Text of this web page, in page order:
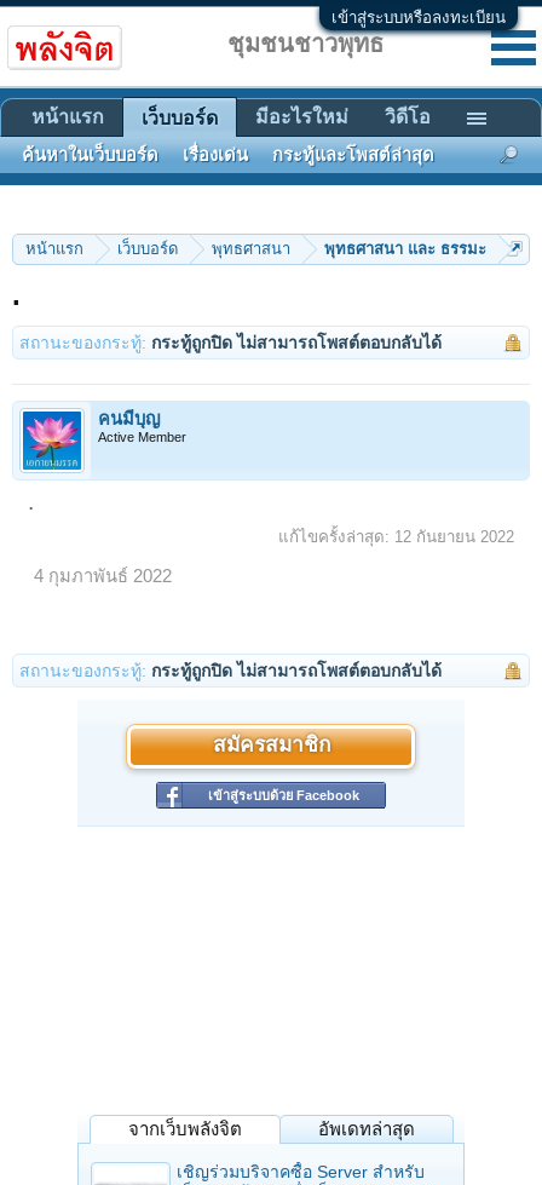
เข้าสู่ระบบหรือลงทะเบียน
หน้าแรก เว็บบอร์ด พุทธศาสนา พุทธศาสนา และ ธรรมะ
.
สถานะของกระทู้: กระทู้ถูกปิด ไม่สามารถโพสต์ตอบกลับได้
คนมีบุญ
Active Member
.
แก้ไขครั้งล่าสุด: 12 กันยายน 2022
4 กุมภาพันธ์ 2022
สถานะของกระทู้: กระทู้ถูกปิด ไม่สามารถโพสต์ตอบกลับได้
สมัครสมาชิก
เข้าสู่ระบบด้วย Facebook
จากเว็บพลังจิต อัพเดทล่าสุด
เชิญร่วมบริจาคซื้อ Server สำหรับ
ชุมชนชาวพุทธ
หน้าแรก เว็บบอร์ด
ค้นหาในเว็บบอร์ด เรื่องเด่น กระทู้และโพสต์ล่าสุด
มีอะไรใหม่ วิดีโอ